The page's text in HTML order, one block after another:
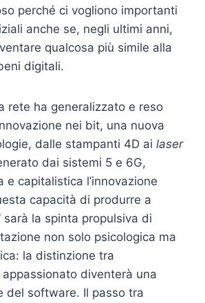
perché ci vogliono importanti
anche se, negli ultimi anni,
qualcosa più simile alla
digitali.
rete ha generalizzato e reso
nei bit, una nuova
dalle stampanti 4D ai laser
dai sistemi 5 e 6G,
e capitalistica l’innovazione
capacità di produrre a
sarà la spinta propulsiva di
non solo psicologica ma
la distinzione tra
diventerà una
del software. Il passo tra